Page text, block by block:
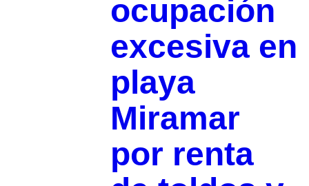
ocupación
excesiva en
playa
Miramar
por renta